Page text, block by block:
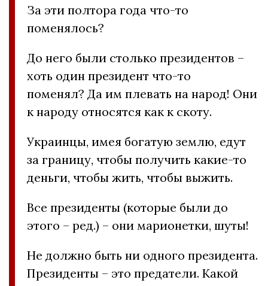
За эти полтора года что-то
поменялось?
До него были столько президентов –
хоть один президент что-то
поменял? Да им плевать на народ! Они
к народу относятся как к скоту.
Украинцы, имея богатую землю, едут
за границу, чтобы получить какие-то
деньги, чтобы жить, чтобы выжить.
Все президенты (которые были до
этого – ред.) – они марионетки, шуты!
Не должно быть ни одного президента.
Президенты – это предатели. Какой